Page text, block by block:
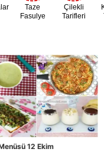
Taze
Fasulye
Çilekli
Tarifleri
12 Ekim